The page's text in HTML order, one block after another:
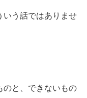
いう話ではありませ
のと、できないもの